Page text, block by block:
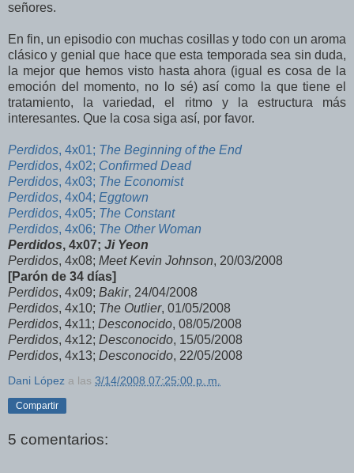
señores.
En fin, un episodio con muchas cosillas y todo con un aroma
clásico y genial que hace que esta temporada sea sin duda,
la mejor que hemos visto hasta ahora (igual es cosa de la
emoción del momento, no lo sé) así como la que tiene el
tratamiento, la variedad, el ritmo y la estructura más
interesantes. Que la cosa siga así, por favor.
Perdidos, 4x01; The Beginning of the End
Perdidos, 4x02; Confirmed Dead
Perdidos, 4x03; The Economist
Perdidos, 4x04; Eggtown
Perdidos, 4x05; The Constant
Perdidos, 4x06; The Other Woman
Perdidos, 4x07; Ji Yeon
Perdidos, 4x08; Meet Kevin Johnson, 20/03/2008
[Parón de 34 días]
Perdidos, 4x09; Bakir, 24/04/2008
Perdidos, 4x10; The Outlier, 01/05/2008
Perdidos, 4x11; Desconocido, 08/05/2008
Perdidos, 4x12; Desconocido, 15/05/2008
Perdidos, 4x13; Desconocido, 22/05/2008
Dani López a las 3/14/2008 07:25:00 p. m.
Compartir
5 comentarios: